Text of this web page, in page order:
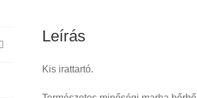
Leírás
Kis irattartó.